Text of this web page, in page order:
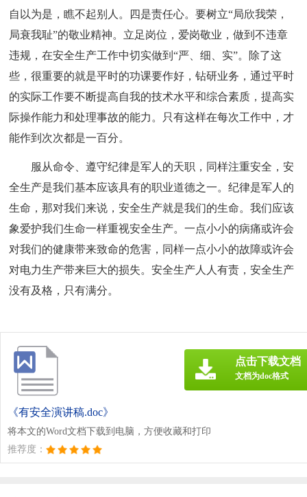
自以为是，瞧不起别人。四是责任心。要树立“局欣我荣，
局衰我耻”的敬业精神。立足岗位，爱岗敬业，做到不违章
违规，在安全生产工作中切实做到“严、细、实”。除了这
些，很重要的就是平时的功课要作好，钻研业务，通过平时
的实际工作要不断提高自我的技术水平和综合素质，提高实
际操作能力和处理事故的能力。只有这样在每次工作中，才
能作到次次都是一百分。
服从命令、遵守纪律是军人的天职，同样注重安全，安
全生产是我们基本应该具有的职业道德之一。纪律是军人的
生命，那对我们来说，安全生产就是我们的生命。我们应该
象爱护我们生命一样重视安全生产。一点小小的病痛或许会
对我们的健康带来致命的危害，同样一点小小的故障或许会
对电力生产带来巨大的损失。安全生产人人有责，安全生产
没有及格，只有满分。
《有安全演讲稿.doc》
将本文的Word文档下载到电脑，方便收藏和打印
推荐度：
点击下载文档
文档为doc格式